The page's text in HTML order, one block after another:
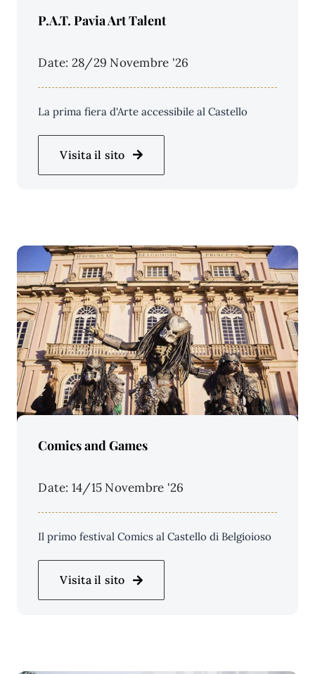
P.A.T. Pavia Art Talent
Date: 28/29 Novembre '26
La prima fiera d'Arte accessibile al Castello
Visita il sito
Comics and Games
Date: 14/15 Novembre '26
Il primo festival Comics al Castello di Belgioioso
Visita il sito